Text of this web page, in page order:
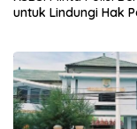
untuk Lindungi Hak